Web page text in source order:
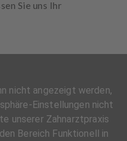
Sie uns Ihr
nicht angezeigt werden,
Einstellungen nicht
unserer Zahnarztpraxis
Bereich Funktionell in